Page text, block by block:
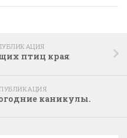
птиц края
каникулы.